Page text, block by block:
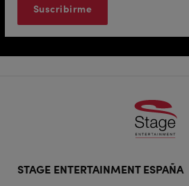
STAGE ENTERTAINMENT ESPAÑA